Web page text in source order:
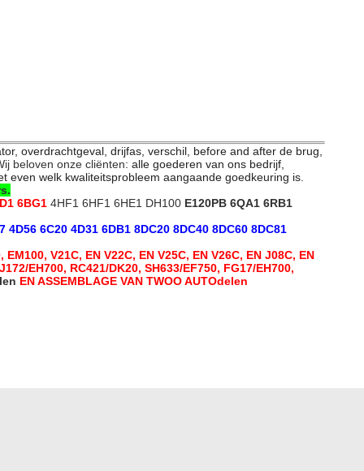
overdrachtgeval, drijfas, verschil, before and after de brug,
beloven onze cliënten: alle goederen van ons bedrijf,
welk kwaliteitsprobleem aangaande goedkeuring is.
6BG1 4HF1 6HF1 6HE1 DH100 E120PB 6QA1 6RB1
6C20 4D31 6DB1 8DC20 8DC40 8DC60 8DC81
V21C, EN V22C, EN V25C, EN V26C, EN J08C, EN
EH700, RC421/DK20, SH633/EF750, FG17/EH700,
EN ASSEMBLAGE VAN TWOO AUTOdelen